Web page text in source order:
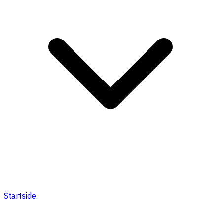
Startside